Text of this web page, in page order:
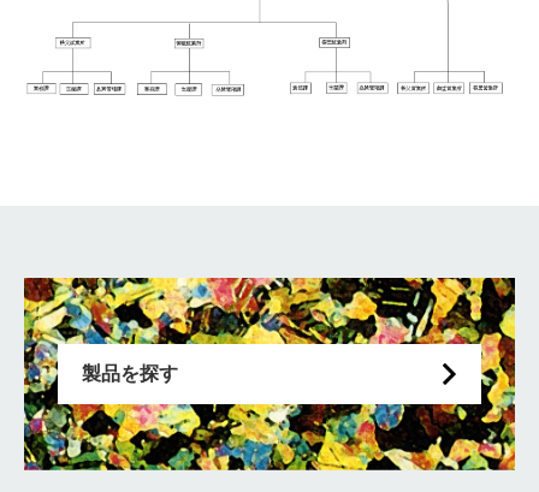
製品を探す